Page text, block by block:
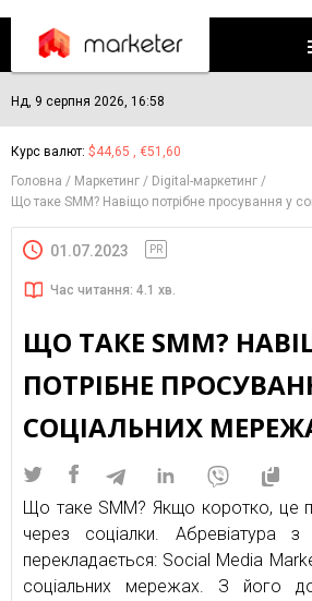
Нд, 9 серпня 2026, 16:58
Курс валют: $44,65 , €51,60
Головна
Маркетинг
Digital-маркетинг
Що таке SMM? Навіщо потрібне просування у
01.07.2023 PR
Час читання: 4.1 хв.
ЩО ТАКЕ SMM?
ПОТРІБНЕ
СОЦІАЛЬНИХ
Що таке SMM? Якщо коротко, це
через соціалки. Абревіатура з
перекладається: Social Media
соціальних мережах. З його